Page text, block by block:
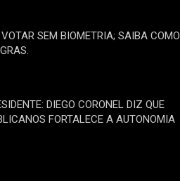
SEM BIOMETRIA; SAIBA COMO
DIEGO CORONEL DIZ QUE
FORTALECE A AUTONOMIA